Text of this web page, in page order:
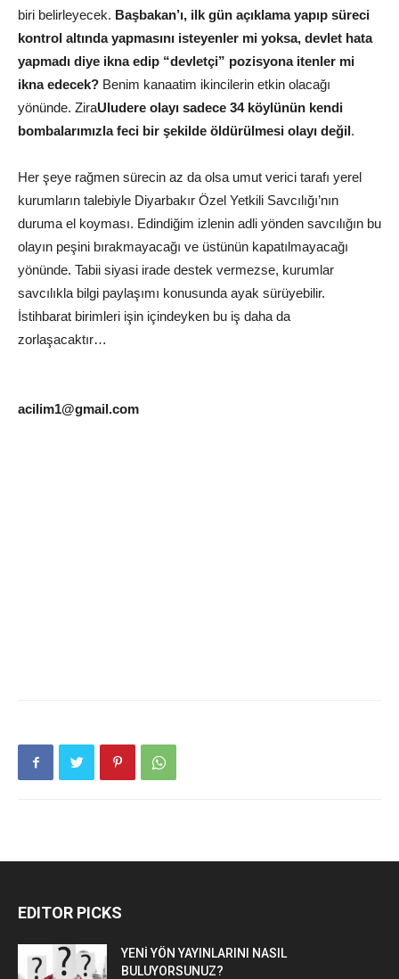
biri belirleyecek. Başbakan’ı, ilk gün açıklama yapıp süreci
kontrol altında yapmasını isteyenler mi yoksa, devlet hata
yapmadı diye ikna edip “devletçi” pozisyona itenler mi
ikna edecek? Benim kanaatim ikincilerin etkin olacağı
yönünde. ZiraUludere olayı sadece 34 köylünün kendi
bombalarımızla feci bir şekilde öldürülmesi olayı değil.
Her şeye rağmen sürecin az da olsa umut verici tarafı yerel
kurumların talebiyle Diyarbakır Özel Yetkili Savcılığı’nın
duruma el koyması. Edindiğim izlenin adli yönden savcılığın bu
olayın peşini bırakmayacağı ve üstünün kapatılmayacağı
yönünde. Tabii siyasi irade destek vermezse, kurumlar
savcılıkla bilgi paylaşımı konusunda ayak sürüyebilir.
İstihbarat birimleri işin içindeyken bu iş daha da
zorlaşacaktır…
acilim1@gmail.com
EDITOR PICKS
YENİ YÖN YAYINLARINI NASIL
BULUYORSUNUZ?